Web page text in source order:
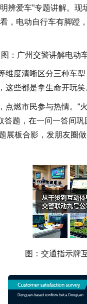
辨爱车”专题讲解。
，电动自行车有脚
图：广州交警讲解电动
度清晰区分三种车
些都是拿生命开玩
燃市民参与热情。“
答题，在一问一答间
展板合影，发朋友
图：交通指示牌